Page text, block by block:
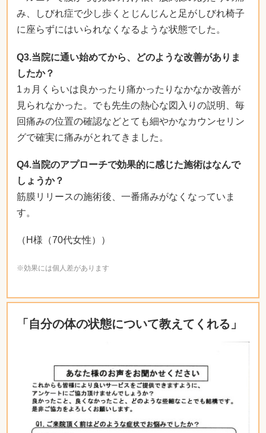
み、しびれ症で少し歩くとじんじんと足がしびれ椅子
に座らずにはいられなくなるような状態でした。
Q3.当院に通い始めてから、どのような改善がありま
したか？
1ヵ月くらいは良かったり痛かったりなかなか改善が
見られなかった。でも先生の熱心な図入りの説明、毎
回痛みの位置の確認などとても細やかなカウンセリン
グで確実に痛みがとれてきました。
Q4.当院のアプローチで効果的に感じた施術はなんで
しょうか？
筋膜リリースの施術後、一番痛みがなくなっていま
す。
（H様（70代女性））
※効果には個人差があります
「自分の体の状態について教えてくれる 」